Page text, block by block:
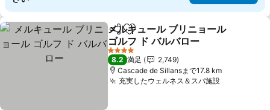
シェアお気に入りに追加
メルキュール ブリニョール
ゴルフ ド バルバロー
料金を表示
4 ホテルのランク
8.2 満足
2,749
Cascade de Sillansまで17.8 km
充実したウェルネス＆スパ施設料金を表示